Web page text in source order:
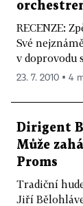
RECENZE:
Své
v doprovodu
23. 7. 2010 ▪ 4
Dirigent
Může
Proms
Tradiční
Jiří